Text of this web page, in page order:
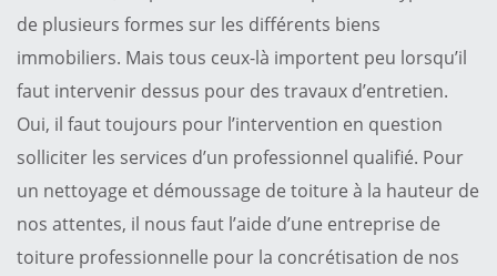
de plusieurs formes sur les différents biens
immobiliers. Mais tous ceux-là importent peu lorsqu’il
faut intervenir dessus pour des travaux d’entretien.
Oui, il faut toujours pour l’intervention en question
solliciter les services d’un professionnel qualifié. Pour
un nettoyage et démoussage de toiture à la hauteur de
nos attentes, il nous faut l’aide d’une entreprise de
toiture professionnelle pour la concrétisation de nos